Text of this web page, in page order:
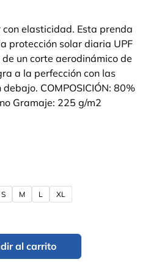
elasticidad. Esta prenda
protección solar diaria UPF
un corte aerodinámico de
a la perfección con las
COMPOSICIÓN: 80%
Gramaje: 225 g/m2
S M L XL
al carrito